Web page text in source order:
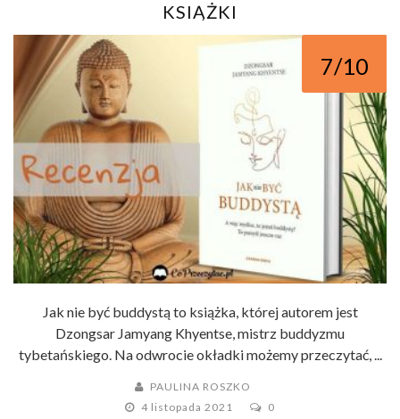
KSIĄŻKI
7/10
Jak nie być buddystą to książka, której autorem jest
Dzongsar Jamyang Khyentse, mistrz buddyzmu
tybetańskiego. Na odwrocie okładki możemy przeczytać, ...
PAULINA ROSZKO
4 listopada 2021
0